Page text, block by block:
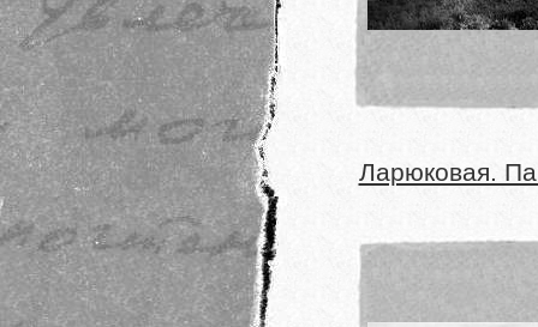
Ларюковая.